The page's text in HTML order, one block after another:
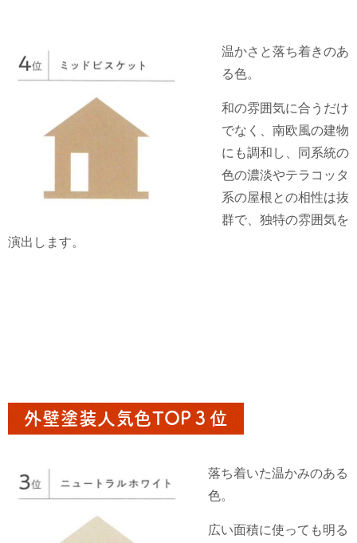
温かさと落ち着きのあ
る色。
和の雰囲気に合うだけ
でなく、南欧風の建物
にも調和し、同系統の
色の濃淡やテラコッタ
系の屋根との相性は抜
群で、独特の雰囲気を
演出します。
外壁塗装人気色TOP３位
落ち着いた温かみのある
色。
広い面積に使っても明る